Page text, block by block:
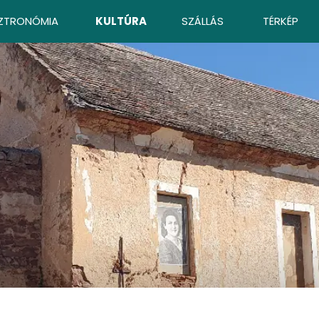
KULTÚRA SZÁLLÁS TÉRKÉP